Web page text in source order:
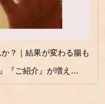
？｜結果が変わる腸も
『ご紹介』が増え…